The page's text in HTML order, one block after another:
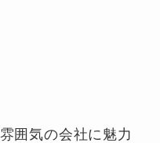
囲気の会社に魅力